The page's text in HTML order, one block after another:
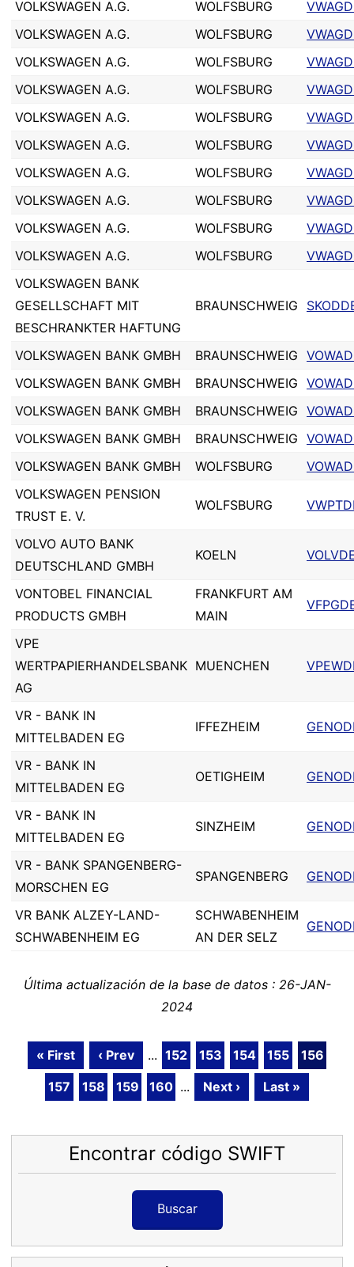
VOLKSWAGEN A.G.
WOLFSBURG
VOLKSWAGEN A.G.
WOLFSBURG
VOLKSWAGEN A.G.
WOLFSBURG
VOLKSWAGEN A.G.
WOLFSBURG
VOLKSWAGEN A.G.
WOLFSBURG
VOLKSWAGEN A.G.
WOLFSBURG
VOLKSWAGEN A.G.
WOLFSBURG
VOLKSWAGEN A.G.
WOLFSBURG
VOLKSWAGEN A.G.
WOLFSBURG
VOLKSWAGEN A.G.
WOLFSBURG
VOLKSWAGEN BANK
GESELLSCHAFT MIT
BESCHRANKTER HAFTUNG
BRAUNSCHWEIG
VOLKSWAGEN BANK GMBH BRAUNSCHWEIG
VOLKSWAGEN BANK GMBH
BRAUNSCHWEIG
VOLKSWAGEN BANK GMBH
BRAUNSCHWEIG
VOLKSWAGEN BANK GMBH
BRAUNSCHWEIG
VOLKSWAGEN BANK GMBH
WOLFSBURG
VOLKSWAGEN PENSION
TRUST E. V.
WOLFSBURG
VOLVO AUTO BANK
DEUTSCHLAND GMBH
KOELN
VONTOBEL FINANCIAL
PRODUCTS GMBH
FRANKFURT AM
MAIN
VPE
WERTPAPIERHANDELSBANK
AG
MUENCHEN
VR - BANK IN
MITTELBADEN EG
IFFEZHEIM
VR - BANK IN
MITTELBADEN EG
OETIGHEIM
VR - BANK IN
MITTELBADEN EG
SINZHEIM
VR - BANK SPANGENBERG-
MORSCHEN EG
SPANGENBERG
VR BANK ALZEY-LAND-
SCHWABENHEIM EG
SCHWABENHEIM
AN DER SELZ
Última actualización de la base de datos : 26-JAN-
2024
« First ‹ Prev ... 152 153 154 155
156
157
158 159 160 ... Next › Last »
Encontrar código SWIFT
Buscar